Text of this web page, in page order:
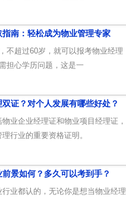
南：轻松成为物业管理专家
不超过60岁，就可以报考物业经理
担心学历问题，这是一
证？对个人发展有哪些好处？
业企业经理证和物业项目经理证，
行业的重要资格证明。
景如何？多久可以考到手？
业都认的，无论你是想当物业经理